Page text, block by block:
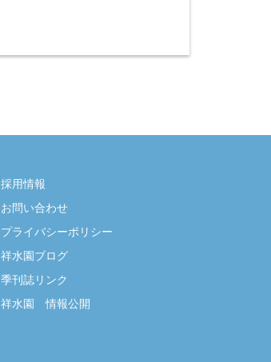
採用情報
お問い合わせ
プライバシーポリシー
祥水園ブログ
季刊誌リンク
祥水園 情報公開